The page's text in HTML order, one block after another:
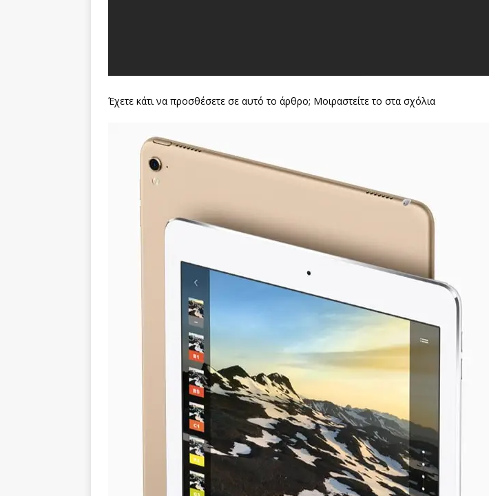
Έχετε κάτι να προσθέσετε σε αυτό το άρθρο; Μοιραστείτε το στα σχόλια